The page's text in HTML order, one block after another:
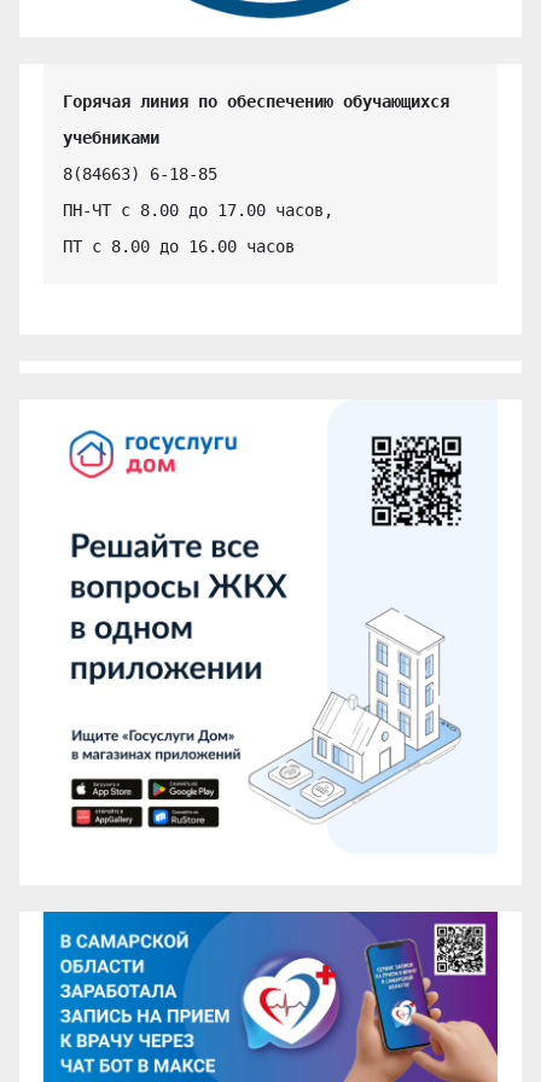
Горячая линия по обеспечению обучающихся
учебниками
8(84663) 6-18-85
ПН-ЧТ с 8.00 до 17.00 часов,
ПТ с 8.00 до 16.00 часов